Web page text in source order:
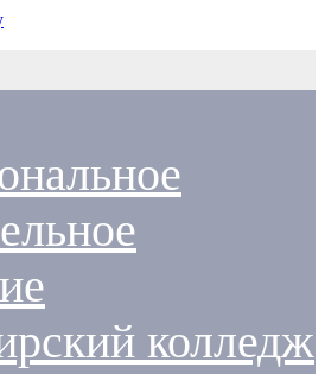
колледж